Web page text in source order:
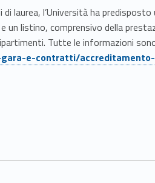
laurea, l’Università ha predisposto
un listino, comprensivo della
Tutte le informazioni
e-contratti/